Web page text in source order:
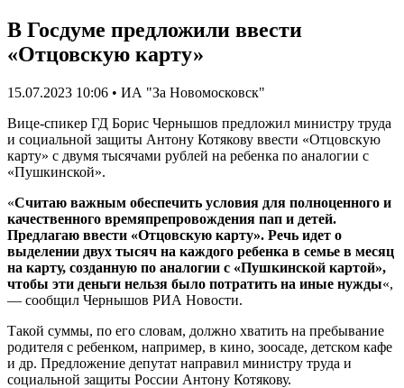
В Госдуме предложили ввести
«Отцовскую карту»
15.07.2023 10:06 • ИА "За Новомосковск"
Вице-спикер ГД Борис Чернышов предложил министру труда
и социальной защиты Антону Котякову ввести «Отцовскую
карту» с двумя тысячами рублей на ребенка по аналогии с
«Пушкинской».
«Считаю важным обеспечить условия для полноценного и
качественного времяпрепровождения пап и детей.
Предлагаю ввести «Отцовскую карту». Речь идет о
выделении двух тысяч на каждого ребенка в семье в месяц
на карту, созданную по аналогии с «Пушкинской картой»,
чтобы эти деньги нельзя было потратить на иные нужды«,
— сообщил Чернышов РИА Новости.
Такой суммы, по его словам, должно хватить на пребывание
родителя с ребенком, например, в кино, зоосаде, детском кафе
и др. Предложение депутат направил министру труда и
социальной защиты России Антону Котякову.